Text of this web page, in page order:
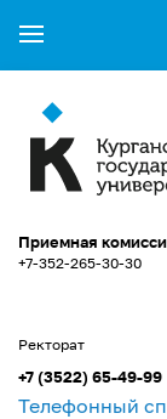
Приемная
+7-352-265-30-30
Ректорат
+7 (3522) 65-49-99
Телефонный